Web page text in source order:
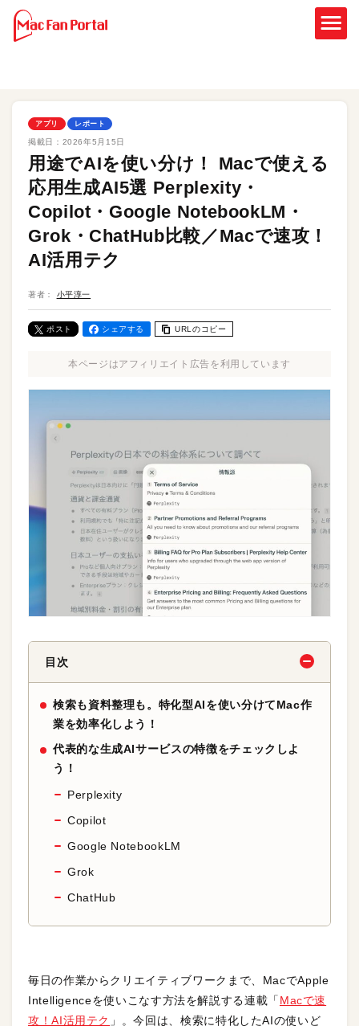
アプリ レポート
掲載日： 2026年5月15日
用途でAIを使い分け！ Macで使える
応用生成AI5選 Perplexity・
Copilot・Google NotebookLM・
Grok・ChatHub比較／Macで速攻！
AI活用テク
著者： 小平淳一
ポスト シェアする URLのコピー
本ページはアフィリエイト広告を利用しています
目次
検索も資料整理も。特化型AIを使い分けてMac作
業を効率化しよう！
代表的な生成AIサービスの特徴をチェックしよ
う！
Perplexity
Copilot
Google NotebookLM
Grok
ChatHub
毎日の作業からクリエイティブワークまで、MacでApple
Intelligenceを使いこなす方法を解説する連載「 Macで速
攻！AI活用テク 」。今回は、検索に特化したAIの使いど